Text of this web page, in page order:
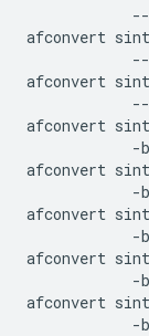
--
afconvert
--
afconvert
--
afconvert
-b
afconvert
-b
afconvert
-b
afconvert
-b
afconvert
-b